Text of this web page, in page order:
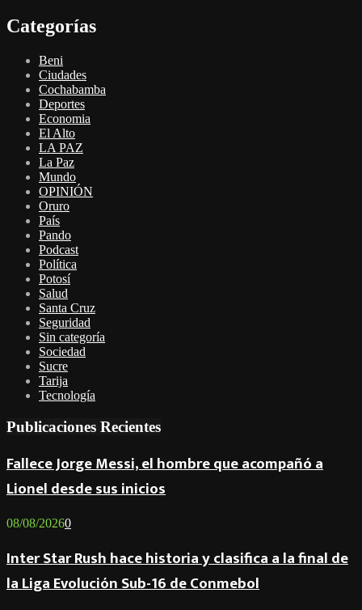
Categorías
Beni
Ciudades
Cochabamba
Deportes
Economia
El Alto
LA PAZ
La Paz
Mundo
OPINIÓN
Oruro
País
Pando
Podcast
Política
Potosí
Salud
Santa Cruz
Seguridad
Sin categoría
Sociedad
Sucre
Tarija
Tecnología
Publicaciones Recientes
Fallece Jorge Messi, el hombre que acompañó a
Lionel desde sus inicios
08/08/20260
Inter Star Rush hace historia y clasifica a la final de
la Liga Evolución Sub-16 de Conmebol